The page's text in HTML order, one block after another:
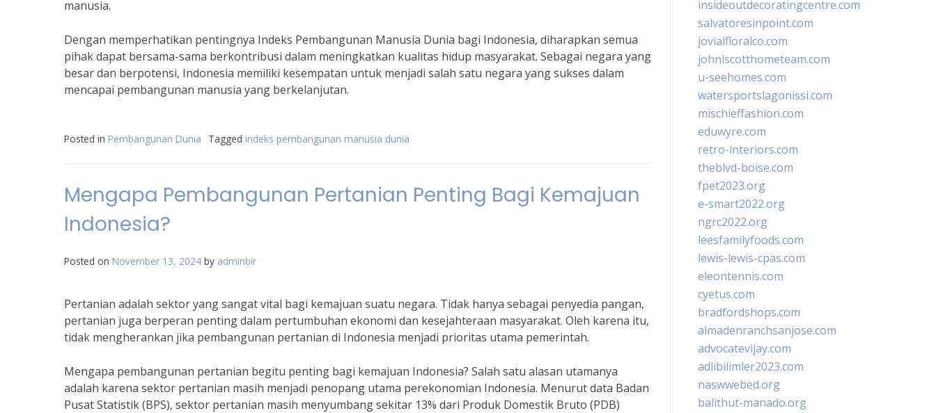
manusia.
Dengan memperhatikan pentingnya Indeks Pembangunan Manusia Dunia bagi Indonesia, diharapkan semua
pihak dapat bersama-sama berkontribusi dalam meningkatkan kualitas hidup masyarakat. Sebagai negara yang
besar dan berpotensi, Indonesia memiliki kesempatan untuk menjadi salah satu negara yang sukses dalam
mencapai pembangunan manusia yang berkelanjutan.
Posted in Pembangunan Dunia Tagged indeks pembangunan manusia dunia
Mengapa Pembangunan Pertanian Penting Bagi Kemajuan
Indonesia?
Posted on November 13, 2024 by adminbir
Pertanian adalah sektor yang sangat vital bagi kemajuan suatu negara. Tidak hanya sebagai penyedia pangan,
pertanian juga berperan penting dalam pertumbuhan ekonomi dan kesejahteraan masyarakat. Oleh karena itu,
tidak mengherankan jika pembangunan pertanian di Indonesia menjadi prioritas utama pemerintah.
Mengapa pembangunan pertanian begitu penting bagi kemajuan Indonesia? Salah satu alasan utamanya
adalah karena sektor pertanian masih menjadi penopang utama perekonomian Indonesia. Menurut data Badan
Pusat Statistik (BPS), sektor pertanian masih menyumbang sekitar 13% dari Produk Domestik Bruto (PDB)
insideoutdecoratingcentre.com
salvatoresinpoint.com
jovialfloralco.com
johnlscotthometeam.com
u-seehomes.com
watersportslagonissi.com
mischieffashion.com
eduwyre.com
retro-interiors.com
theblvd-boise.com
fpet2023.org
e-smart2022.org
ngrc2022.org
leesfamilyfoods.com
lewis-lewis-cpas.com
eleontennis.com
cyetus.com
bradfordshops.com
almadenranchsanjose.com
advocatevijay.com
adlibilimler2023.com
naswwebed.org
balithut-manado.org